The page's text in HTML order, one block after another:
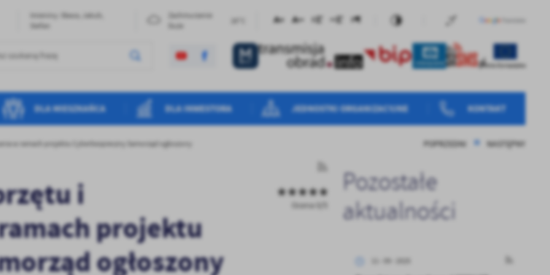
Imieniny: Sława, Jakub,
DLA MIESZKAŃCA DLA INWESTORA JEDNOSTKI ORGANIZACYJNE KONTAKT
w ramach projektu Cyberbezpieczny Samorząd ogłoszony POPRZEDNI NASTĘPNY
i
projektu
ogłoszony
Ocena 0/5
Pozostałe
aktualności